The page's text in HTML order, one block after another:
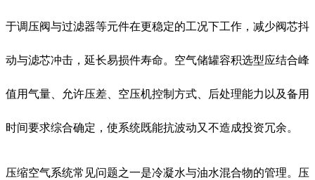
于调压阀与过滤器等元件在更稳定的工况下工作，减少阀芯抖
动与滤芯冲击，延长易损件寿命。空气储罐容积选型应结合峰
值用气量、允许压差、空压机控制方式、后处理能力以及备用
时间要求综合确定，使系统既能抗波动又不造成投资冗余。
压缩空气系统常见问题之一是冷凝水与油水混合物的管理。压